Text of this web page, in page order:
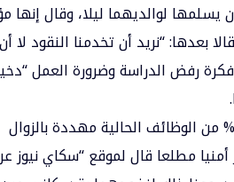
بعدها: “نريد أن تخدمنا النقود
رفض الدراسة وضرورة العمل
مطلعا قال لموقع “سكاي نيوز